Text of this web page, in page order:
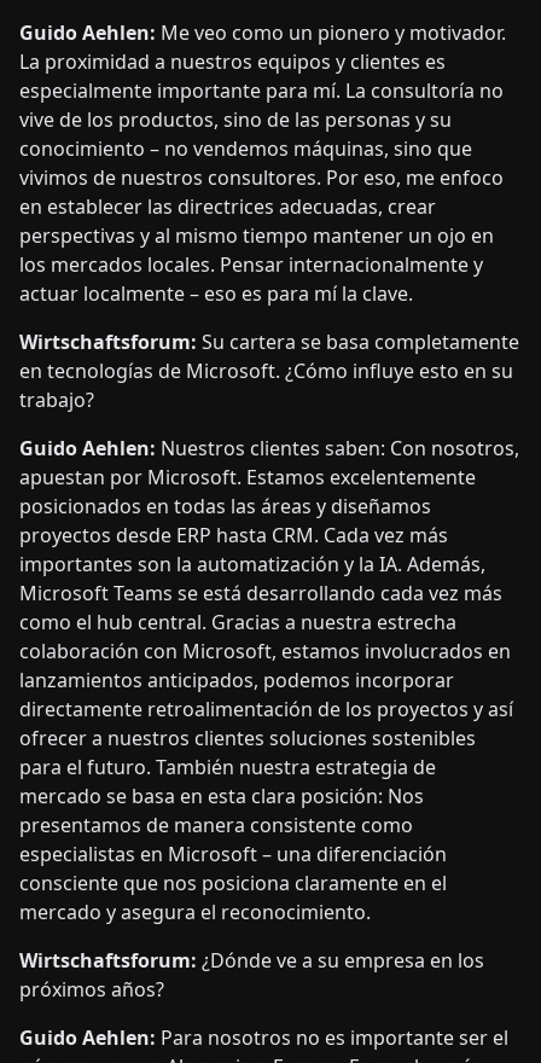
Guido Aehlen: Me veo como un pionero y motivador.
La proximidad a nuestros equipos y clientes es
especialmente importante para mí. La consultoría no
vive de los productos, sino de las personas y su
conocimiento – no vendemos máquinas, sino que
vivimos de nuestros consultores. Por eso, me enfoco
en establecer las directrices adecuadas, crear
perspectivas y al mismo tiempo mantener un ojo en
los mercados locales. Pensar internacionalmente y
actuar localmente – eso es para mí la clave.
Wirtschaftsforum: Su cartera se basa completamente
en tecnologías de Microsoft. ¿Cómo influye esto en su
trabajo?
Guido Aehlen: Nuestros clientes saben: Con nosotros,
apuestan por Microsoft. Estamos excelentemente
posicionados en todas las áreas y diseñamos
proyectos desde ERP hasta CRM. Cada vez más
importantes son la automatización y la IA. Además,
Microsoft Teams se está desarrollando cada vez más
como el hub central. Gracias a nuestra estrecha
colaboración con Microsoft, estamos involucrados en
lanzamientos anticipados, podemos incorporar
directamente retroalimentación de los proyectos y así
ofrecer a nuestros clientes soluciones sostenibles
para el futuro. También nuestra estrategia de
mercado se basa en esta clara posición: Nos
presentamos de manera consistente como
especialistas en Microsoft – una diferenciación
consciente que nos posiciona claramente en el
mercado y asegura el reconocimiento.
Wirtschaftsforum: ¿Dónde ve a su empresa en los
próximos años?
Guido Aehlen: Para nosotros no es importante ser el